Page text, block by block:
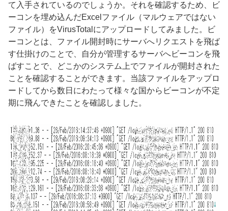
て入手されているのでしょうか。それを確認するため、ビ
ーコンを埋め込んだExcelファイル（マルウェアではない
ファイル）をVirusTotalにアップロードしてみました。ビ
ーコンとは、ファイル開封時にサーバへリクエストを飛ば
す仕掛けのことで、自分が管理するサーバへビーコンを飛
ばすことで、どこかのシステム上でファイルが開封された
ことを確認することができます。当該ファイルをアップロ
ードしてから数日にわたって様々な国からビーコンが不定
期に飛んできたことを確認しました。